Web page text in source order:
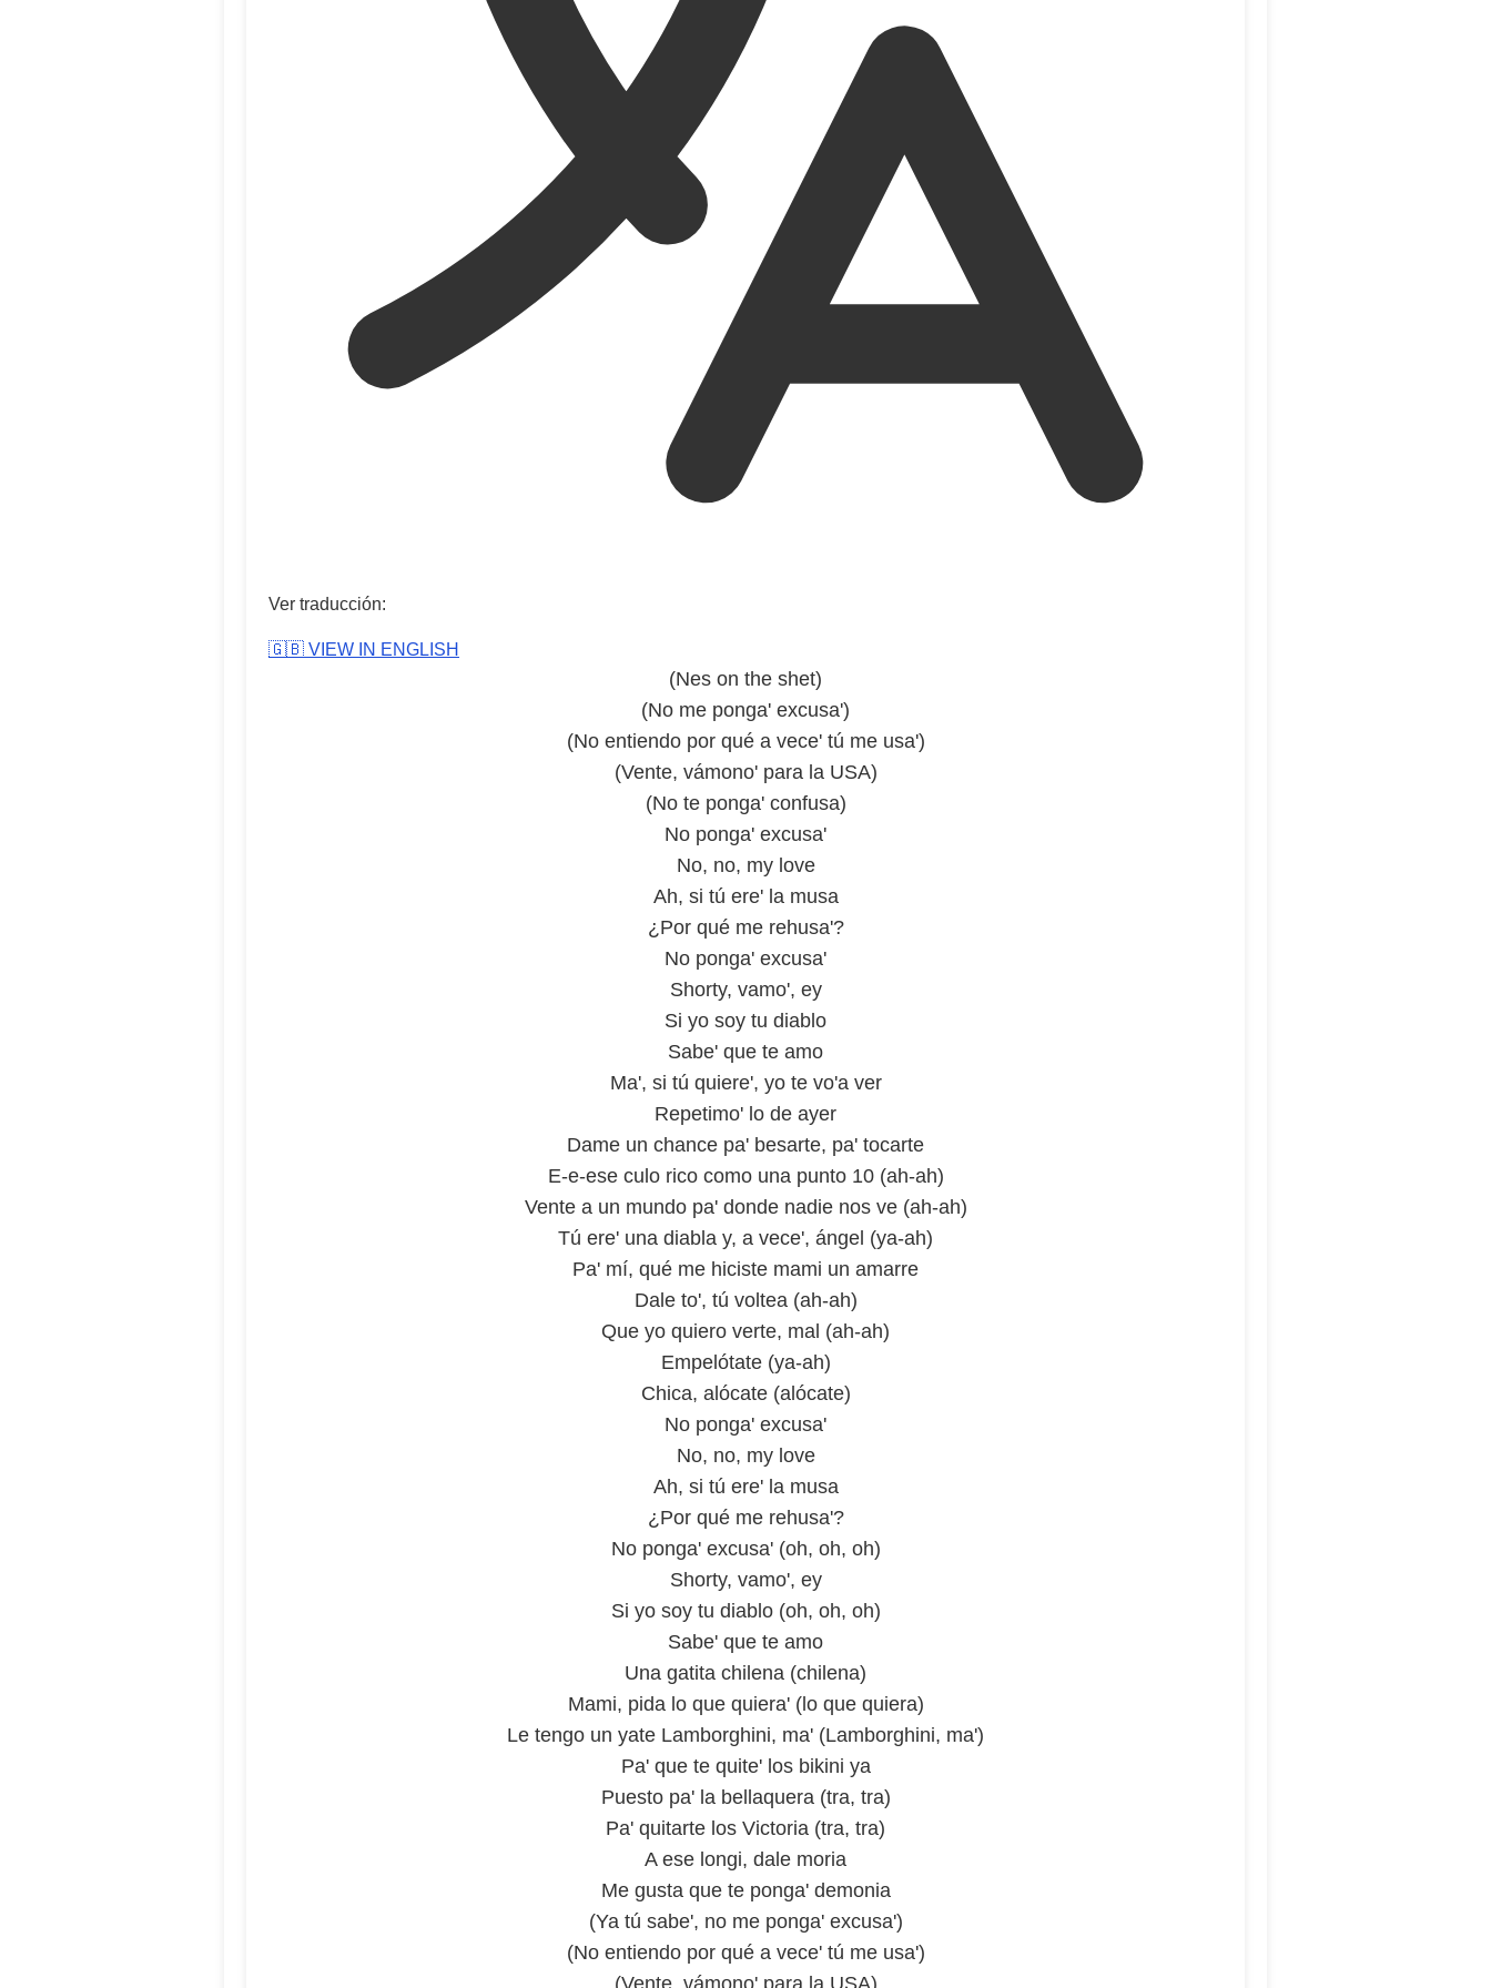
Ver traducción:
🇬🇧 VIEW IN ENGLISH
(Nes on the shet)
(No me ponga' excusa')
(No entiendo por qué a vece' tú me usa')
(Vente, vámono' para la USA)
(No te ponga' confusa)
No ponga' excusa'
No, no, my love
Ah, si tú ere' la musa
¿Por qué me rehusa'?
No ponga' excusa'
Shorty, vamo', ey
Si yo soy tu diablo
Sabe' que te amo
Ma', si tú quiere', yo te vo'a ver
Repetimo' lo de ayer
Dame un chance pa' besarte, pa' tocarte
E-e-ese culo rico como una punto 10 (ah-ah)
Vente a un mundo pa' donde nadie nos ve (ah-ah)
Tú ere' una diabla y, a vece', ángel (ya-ah)
Pa' mí, qué me hiciste mami un amarre
Dale to', tú voltea (ah-ah)
Que yo quiero verte, mal (ah-ah)
Empelótate (ya-ah)
Chica, alócate (alócate)
No ponga' excusa'
No, no, my love
Ah, si tú ere' la musa
¿Por qué me rehusa'?
No ponga' excusa' (oh, oh, oh)
Shorty, vamo', ey
Si yo soy tu diablo (oh, oh, oh)
Sabe' que te amo
Una gatita chilena (chilena)
Mami, pida lo que quiera' (lo que quiera)
Le tengo un yate Lamborghini, ma' (Lamborghini, ma')
Pa' que te quite' los bikini ya
Puesto pa' la bellaquera (tra, tra)
Pa' quitarte los Victoria (tra, tra)
A ese longi, dale moria
Me gusta que te ponga' demonia
(Ya tú sabe', no me ponga' excusa')
(No entiendo por qué a vece' tú me usa')
(Vente, vámono' para la USA)